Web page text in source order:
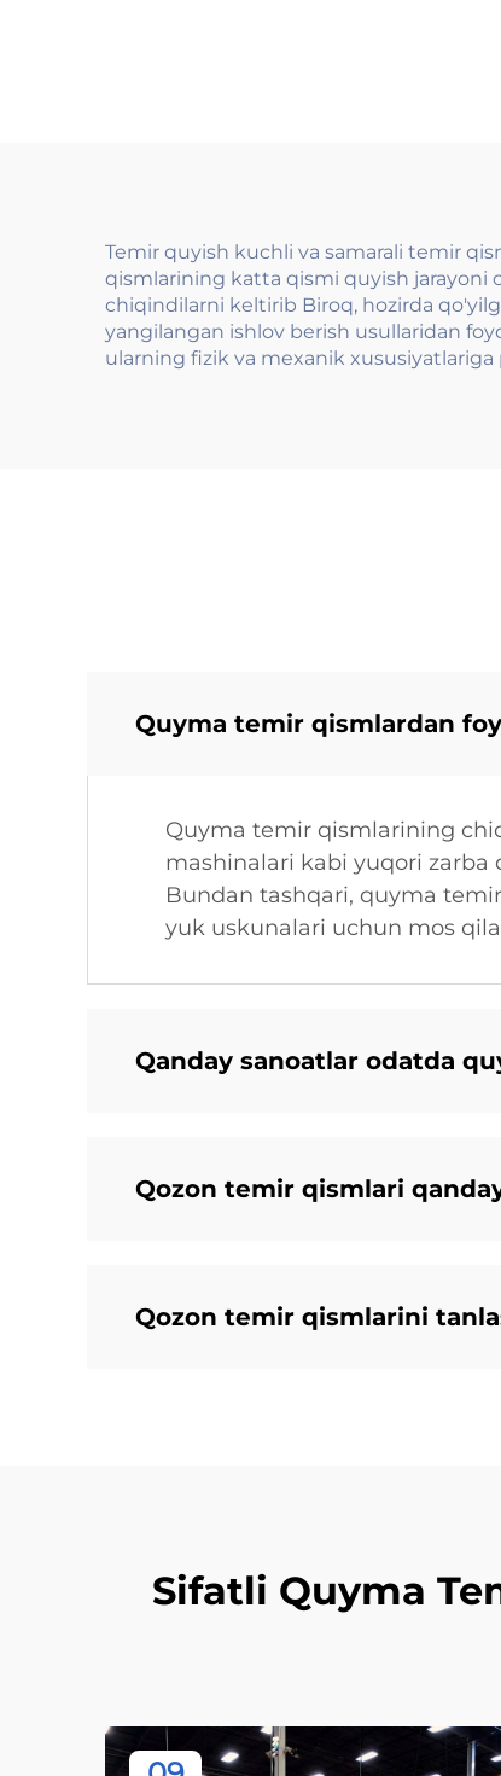
Temir quyish kuchli va samarali temir
qismlarining katta qismi quyish jarayoni
chiqindilarni keltirib Biroq, hozirda
yangilangan ishlov berish usullaridan
ularning fizik va mexanik
Quyma temir qismlardan
Quyma temir qismlarining
mashinalari kabi yuqori
Bundan tashqari, quyma
yuk uskunalari uchun mos
Qanday sanoatlar odatda
Qozon temir qismlari
Qozon temir qismlarini
Sifatli Quyma